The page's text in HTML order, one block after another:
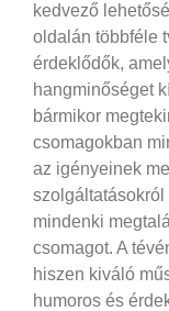
kedvező
oldalán többféle
érdeklődők,
hangminőséget
bármikor
csomagokban
az igényeinek
mindenki
csomagot. A
hiszen kiváló
humoros és